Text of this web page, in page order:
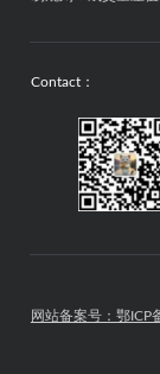
Contact：
网站备案号：鄂